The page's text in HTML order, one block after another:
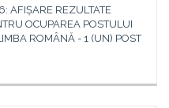
AFIȘARE REZULTATE
OCUPAREA POSTULUI
ROMÂNĂ - 1 (UN) POST